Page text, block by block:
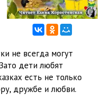
04:56
не всегда могут
дети любят
есть не только
дружбе и любви.